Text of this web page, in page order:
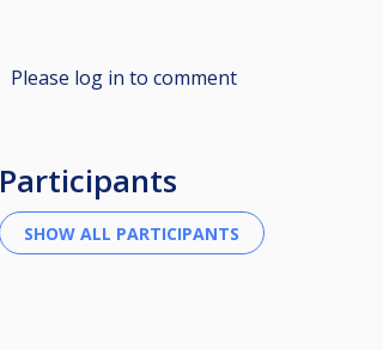
Please log in to comment
Participants